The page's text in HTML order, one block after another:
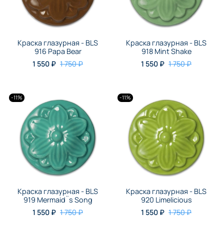
Краска глазурная - BLS
916 Papa Bear
1 550 ₽ 1 750 ₽
Краска глазурная - BLS
918 Mint Shake
1 550 ₽ 1 750 ₽
-11%
Краска глазурная - BLS
919 Mermaid¨s Song
1 550 ₽ 1 750 ₽
-11%
Краска глазурная - BLS
920 Limelicious
1 550 ₽ 1 750 ₽